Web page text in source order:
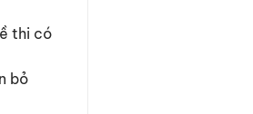
thi có
bỏ